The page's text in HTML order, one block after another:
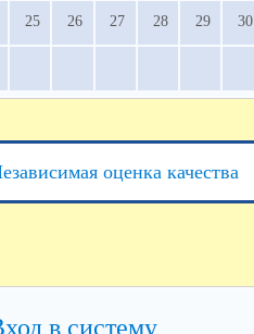
25 26 27 28 29 30
оценка качества
в систему